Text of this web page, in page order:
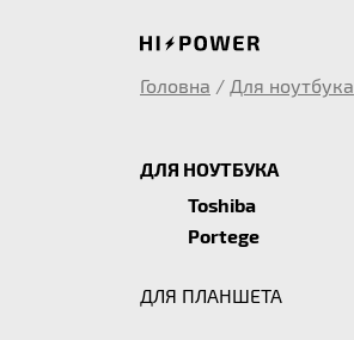
Головна / Для ноутбука
ДЛЯ НОУТБУКА
Toshiba
Portege
ДЛЯ ПЛАНШЕТА